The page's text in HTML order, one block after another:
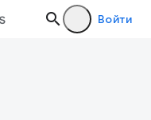
Войти